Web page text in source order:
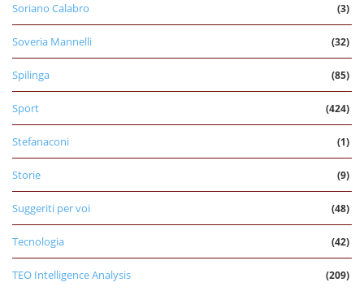
Soriano Calabro (3)
Soveria Mannelli (32)
Spilinga (85)
Sport (424)
Stefanaconi (1)
Storie (9)
Suggeriti per voi (48)
Tecnologia (42)
TEO Intelligence Analysis (209)